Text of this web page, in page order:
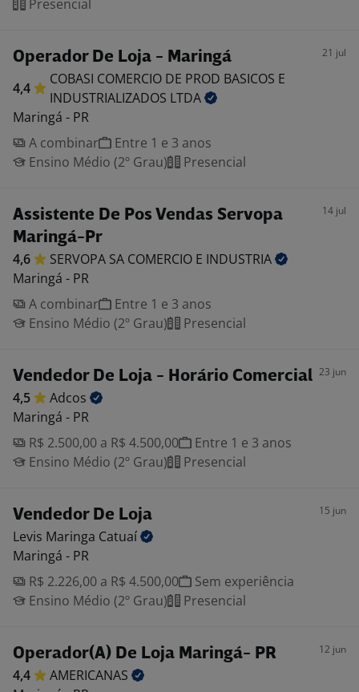
Presencial
Operador De Loja - Maringá 21 jul
4,4
COBASI COMERCIO DE PROD BASICOS E
INDUSTRIALIZADOS LTDA
Maringá - PR
A combinar
Entre 1 e 3 anos
Ensino Médio (2º Grau)
Presencial
Assistente De Pos Vendas Servopa
Maringá-Pr
14 jul
4,6 SERVOPA SA COMERCIO E INDUSTRIA
Maringá - PR
A combinar
Entre 1 e 3 anos
Ensino Médio (2º Grau)
Presencial
Vendedor De Loja - Horário Comercial 23 jun
4,5
Adcos
Maringá - PR
R$ 2.500,00 a R$ 4.500,00
Entre 1 e 3 anos
Ensino Médio (2º Grau)
Presencial
Vendedor De Loja 15 jun
Levis Maringa Catuaí
Maringá - PR
R$ 2.226,00 a R$ 4.500,00
Sem experiência
Ensino Médio (2º Grau)
Presencial
Operador(A) De Loja Maringá- PR 12 jun
4,4
AMERICANAS